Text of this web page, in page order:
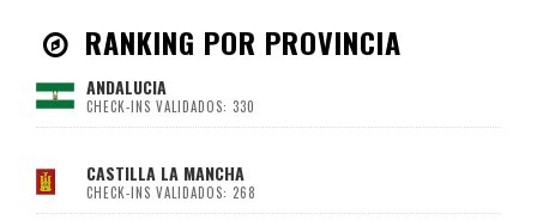
RANKING POR PROVINCIA
ANDALUCIA
CHECK-INS VALIDADOS: 330
CASTILLA LA MANCHA
CHECK-INS VALIDADOS: 268